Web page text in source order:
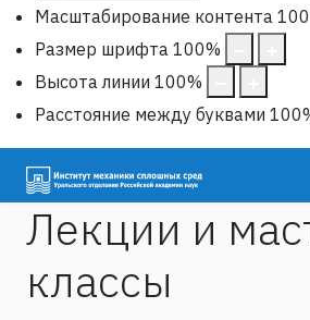
Масштабирование контента 100
Размер шрифта 100%
Высота линии 100%
Расстояние между буквами 100
Лекции и
классы